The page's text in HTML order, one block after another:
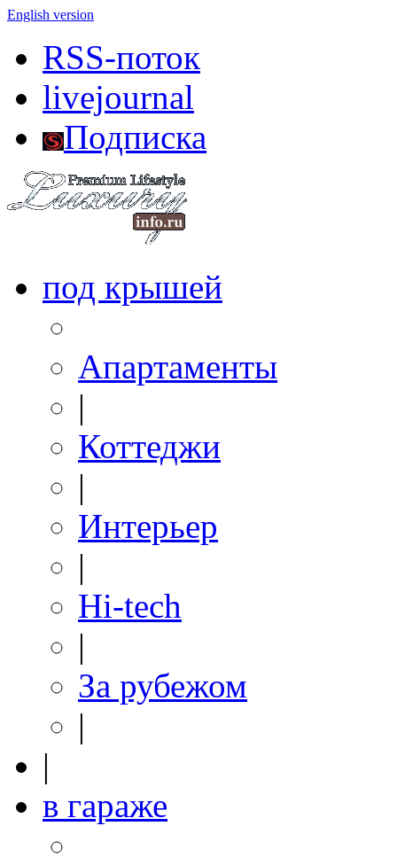
English version
RSS-поток
livejournal
Подписка
под крышей
Апартаменты
|
Коттеджи
|
Интерьер
|
Hi-tech
|
За рубежом
|
|
в гараже